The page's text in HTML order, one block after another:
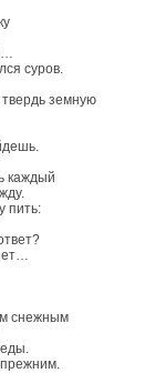
суров.
земную
каждый
пить:
снежным